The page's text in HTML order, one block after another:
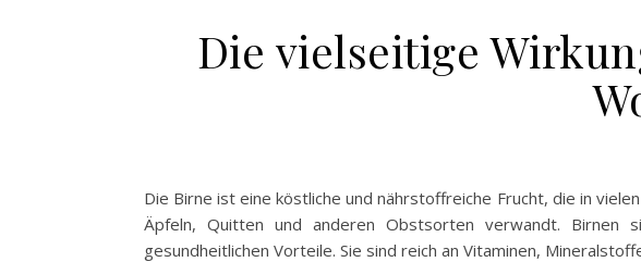
Die vielseitige
Die Birne ist eine köstliche und nährstoffreiche Frucht, die in
Äpfeln, Quitten und anderen Obstsorten verwandt. Birnen
gesundheitlichen Vorteile. Sie sind reich an Vitaminen,